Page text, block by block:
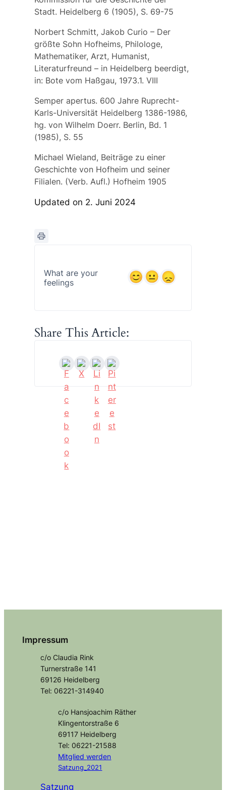
Stadt. Heidelberg 6 (1905), S. 69-75
Norbert Schmitt, Jakob Curio – Der
größte Sohn Hofheims, Philologe,
Mathematiker, Arzt, Humanist,
Literaturfreund – in Heidelberg beerdigt,
in: Bote vom Haßgau, 1973.1. VIII
Semper apertus. 600 Jahre Ruprecht-
Karls-Universität Heidelberg 1386-1986,
hg. von Wilhelm Doerr. Berlin, Bd. 1
(1985), S. 55
Michael Wieland, Beiträge zu einer
Geschichte von Hofheim und seiner
Filialen. (Verb. Aufl.) Hofheim 1905
Updated on 2. Juni 2024
What are your
feelings
Share This Article:
Impressum
c/o Claudia Rink
Turnerstraße 141
69126 Heidelberg
Tel: 06221-314940
c/o Hansjoachim Räther
Klingentorstraße 6
69117 Heidelberg
Tel: 06221-21588
Mitgliedwerden
Satzung_2021
Satzung